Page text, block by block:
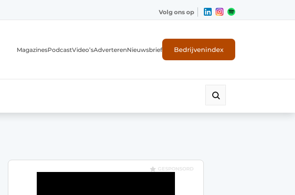
Volg ons op
MagazinesPodcastVideo’sAdverterenNieuwsbrief Bedrijvenindex
GESPONSORD